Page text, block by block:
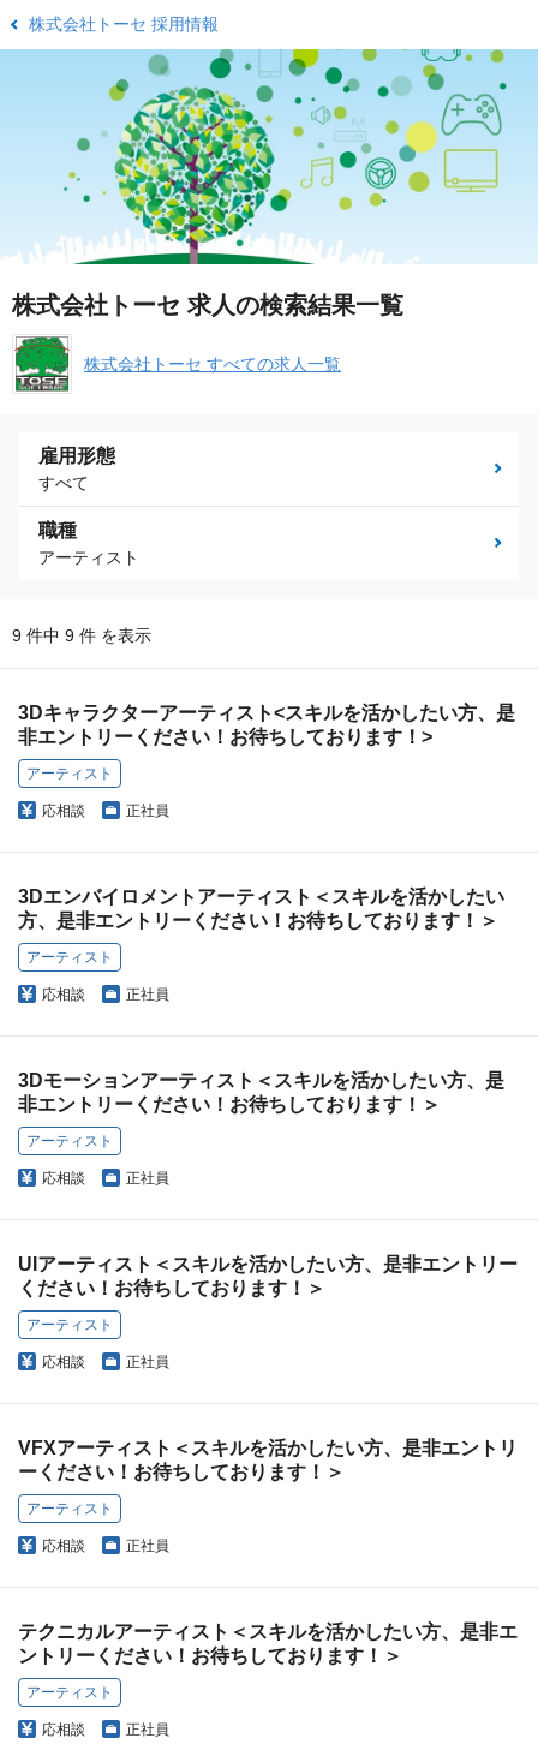
株式会社トーセ 採用情報
株式会社トーセ 求人の検索結果一覧
株式会社トーセ すべての求人一覧
雇用形態
すべて
職種
アーティスト
9 件中 9 件 を表示
3Dキャラクターアーティスト<スキルを活かしたい方、是
非エントリーください！お待ちしております！>
アーティスト
応相談 正社員
3Dエンバイロメントアーティスト＜スキルを活かしたい
方、是非エントリーください！お待ちしております！＞
アーティスト
応相談 正社員
3Dモーションアーティスト＜スキルを活かしたい方、是
非エントリーください！お待ちしております！＞
アーティスト
応相談 正社員
UIアーティスト＜スキルを活かしたい方、是非エントリー
ください！お待ちしております！＞
アーティスト
応相談 正社員
VFXアーティスト＜スキルを活かしたい方、是非エントリ
ーください！お待ちしております！＞
アーティスト
応相談 正社員
テクニカルアーティスト＜スキルを活かしたい方、是非エ
ントリーください！お待ちしております！＞
アーティスト
応相談 正社員